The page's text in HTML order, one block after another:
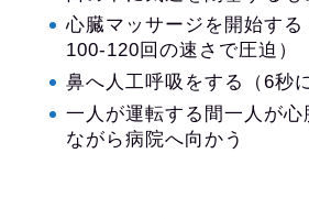
心臓マッサージを開始する
100-120回の速さで圧迫）
鼻へ人工呼吸をする（6秒
一人が運転する間一人が心
ながら病院へ向かう